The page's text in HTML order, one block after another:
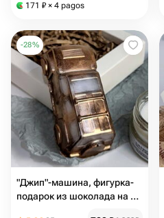
171 ₽ × 4 pagos
-28%
"Джип"-машина, фигурка-
подарок из шоколада на 23